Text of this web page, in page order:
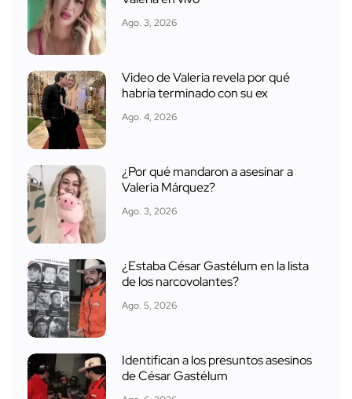
Ago. 3, 2026
Video de Valeria revela por qué
habría terminado con su ex
Ago. 4, 2026
¿Por qué mandaron a asesinar a
Valeria Márquez?
Ago. 3, 2026
¿Estaba César Gastélum en la lista
de los narcovolantes?
Ago. 5, 2026
Identifican a los presuntos asesinos
de César Gastélum